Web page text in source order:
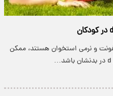
و نرمی استخوان هستند، ممکن